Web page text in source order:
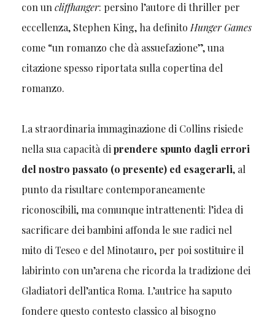
con uncliffhanger: persino l’autore di thriller per
eccellenza, Stephen King, ha definitoHunger Games
come “un romanzo che dà assuefazione”, una
citazione spesso riportata sulla copertina del
romanzo.
La straordinaria immaginazione di Collins risiede
nella sua capacità diprendere spunto dagli errori
del nostro passato (o presente) ed esagerarli, al
punto da risultare contemporaneamente
riconoscibili, ma comunque intrattenenti: l’idea di
sacrificare dei bambini affonda le sue radici nel
mito di Teseo e del Minotauro, per poi sostituire il
labirinto con un’arena che ricorda la tradizione dei
Gladiatori dell’antica Roma. L’autrice ha saputo
fondere questo contesto classico al bisogno